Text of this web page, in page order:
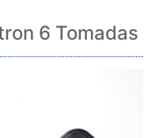
6 Tomadas